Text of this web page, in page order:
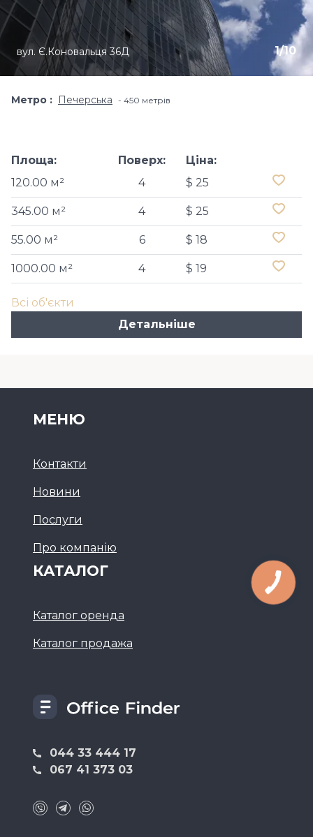
1/10
вул. Є.Коновальця 36Д
Метро Печерська 450 метрів
Площа:
120.00 м²
Поверх:
4
Ціна:
$ 25
345.00 м² 4 $ 25
55.00 м² 6 $ 18
1000.00 м² 4 $ 19
Всі об'єкти
Детальніше
044 33 444 17
067 41 373 03
МЕНЮ
Контакти
Новини
Послуги
Про компанію
КАТАЛОГ
Каталог оренда
Каталог продажа